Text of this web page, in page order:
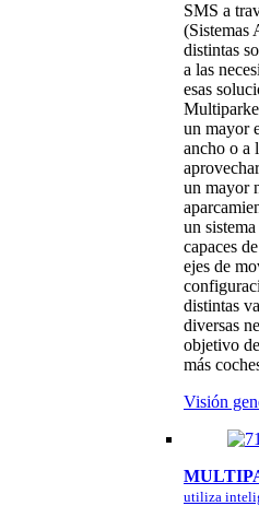
SMS a
(Sistemas
distintas
a las
esas
un mayor
ancho o a
un mayor
un
capaces
ejes de
distintas
diversas
objetivo
más
Visión
utiliza